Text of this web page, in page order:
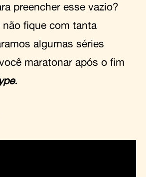
preencher esse vazio?
não fique com tanta
algumas séries
maratonar após o fim